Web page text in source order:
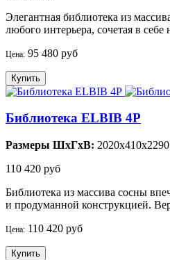
Элегантная библиотека из
любого интерьера, сочетая в себе
Цена: 95 480 руб
Купить
Библиотека ELBIB 4P
Размеры ШхГхВ: 2020x410x2290
110 420 руб
Библиотека из массива сосны
и продуманной конструкцией.
Цена: 110 420 руб
Купить